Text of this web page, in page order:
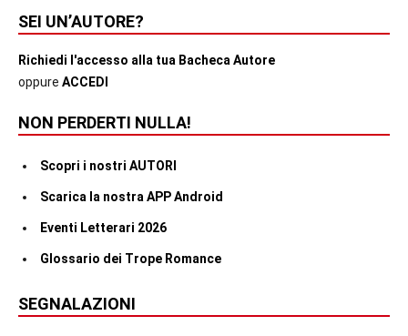
SEI UN’AUTORE?
Richiedi l'accesso alla tua Bacheca Autore
oppure ACCEDI
NON PERDERTI NULLA!
Scopri i nostri AUTORI
Scarica la nostra APP Android
Eventi Letterari 2026
Glossario dei Trope Romance
SEGNALAZIONI